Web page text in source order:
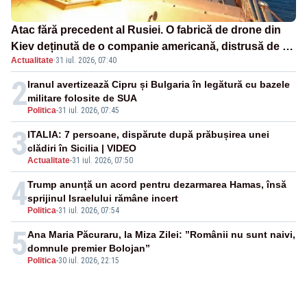
Atac fără precedent al Rusiei. O fabrică de drone din
Kiev deținută de o companie americană, distrusă de o
rachetă rusească
Actualitate·31 iul. 2026, 07:40
2 Politica-31 iul. 2026, 07:45
Iranul avertizează Cipru și Bulgaria în legătură cu bazele
militare folosite de SUA
3Actualitate-31 iul. 2026, 07:50
ITALIA: 7 persoane, dispărute după prăbușirea unei
clădiri în Sicilia | VIDEO
4 Politica-31 iul. 2026, 07:54
Trump anunță un acord pentru dezarmarea Hamas, însă
sprijinul Israelului rămâne incert
5 Politica-30 iul. 2026, 22:15
Ana Maria Păcuraru, la Miza Zilei: ”Românii nu sunt naivi,
domnule premier Bolojan”